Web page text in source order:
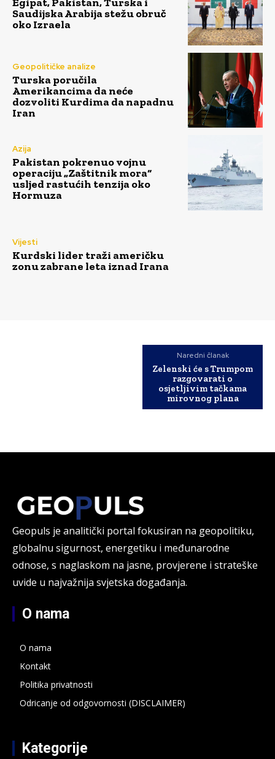
Saudijska Arabija stežu obruč
oko Izraela
Geopolitičke analize
Turska poručila
Amerikancima da neće
dozvoliti Kurdima da napadnu
Iran
Azija
Pakistan pokrenuo vojnu
operaciju „Zaštitnik mora“
usljed rastućih tenzija oko
Hormuza
Vijesti
Kurdski lider traži američku
zonu zabrane leta iznad Irana
Naredni članak
Zelenski će s Trumpom
razgovarati o
osjetljivim tačkama
mirovnog plana
Geopuls je analitički portal fokusiran na geopolitiku,
globalnu sigurnost, energetiku i međunarodne
odnose, s naglaskom na jasne, provjerene i strateške
uvide u najvažnija svjetska događanja.
O nama
O nama
Kontakt
Politika privatnosti
Odricanje od odgovornosti (DISCLAIMER)
Kategorije